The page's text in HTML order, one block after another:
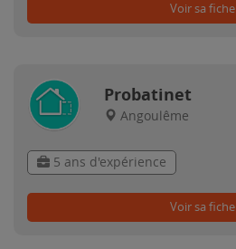
Voir sa fiche
Probatinet
Angoulême
5 ans d'expérience
Voir sa fiche